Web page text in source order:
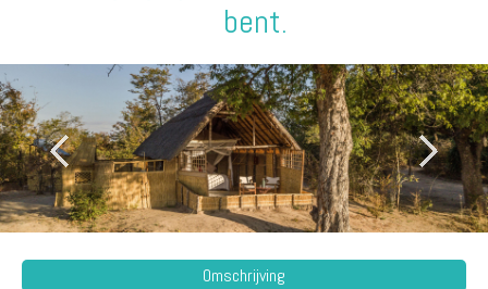
bent.
Omschrijving